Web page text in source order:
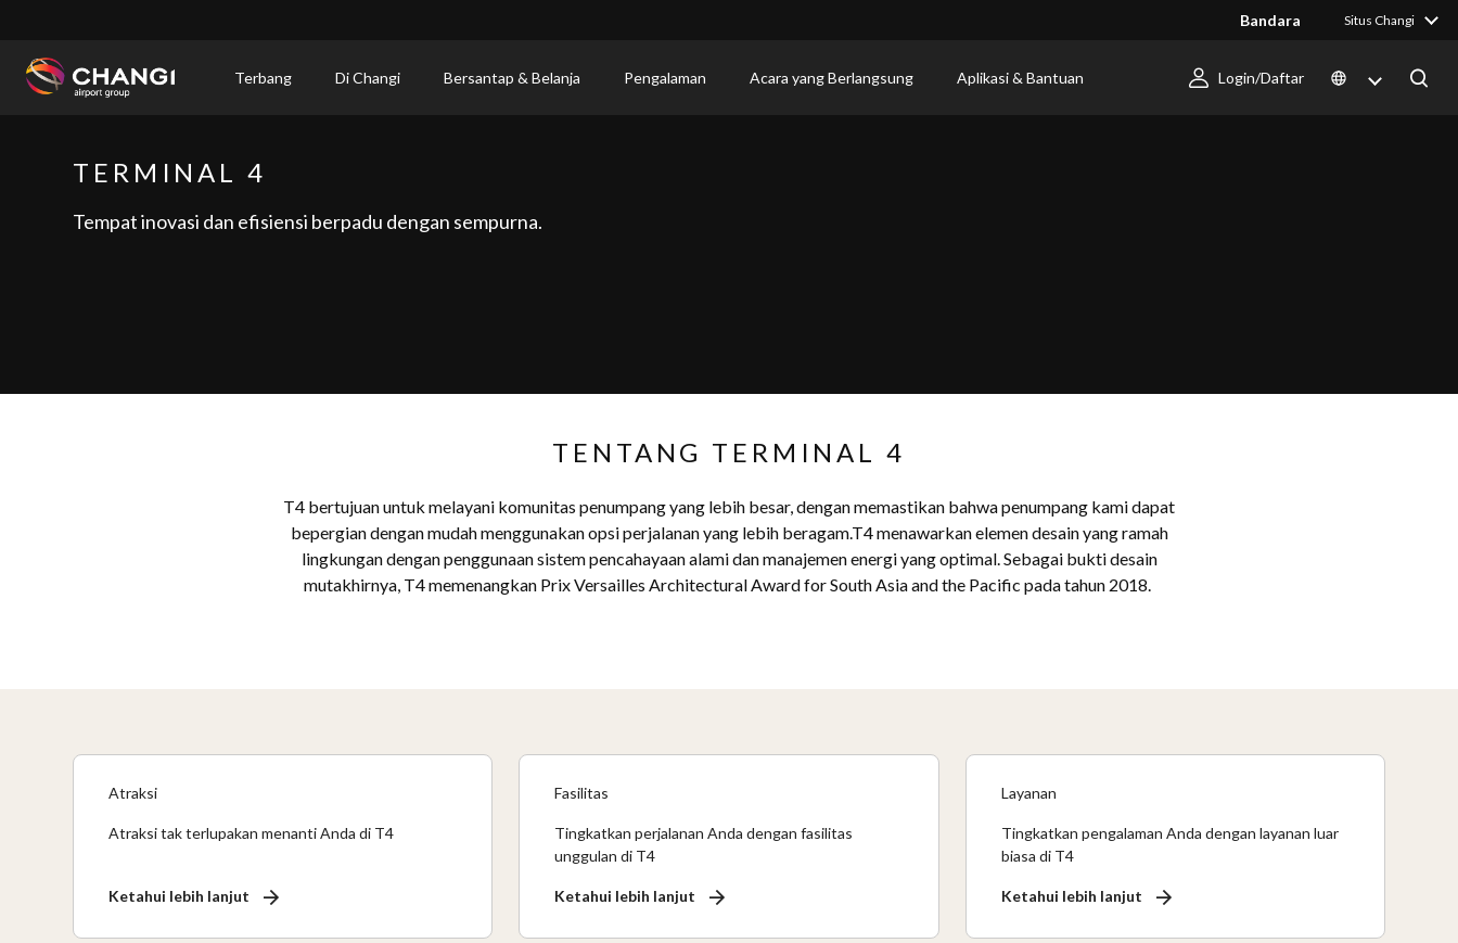
Bandara Situs Changi
Terbang Di Changi Bersantap & Belanja Pengalaman Acara yang Berlangsung Aplikasi & Bantuan Login/Daftar
ChangiTERMINAL 4
Tempat inovasi dan efisiensi berpadu dengan sempurna.
TENTANG TERMINAL 4
T4 bertujuan untuk melayani komunitas penumpang yang lebih besar, dengan memastikan bahwa penumpang kami dapat
bepergian dengan mudah menggunakan opsi perjalanan yang lebih beragam.T4 menawarkan elemen desain yang ramah
lingkungan dengan penggunaan sistem pencahayaan alami dan manajemen energi yang optimal. Sebagai bukti desain
mutakhirnya, T4 memenangkan Prix Versailles Architectural Award for South Asia and the Pacific pada tahun 2018.
Atraksi
Atraksi tak terlupakan menanti Anda di T4
Ketahui lebih lanjut
Fasilitas
Tingkatkan perjalanan Anda dengan fasilitas
unggulan di T4
Ketahui lebih lanjut
Layanan
Tingkatkan pengalaman Anda dengan layanan luar
biasa di T4
Ketahui lebih lanjut